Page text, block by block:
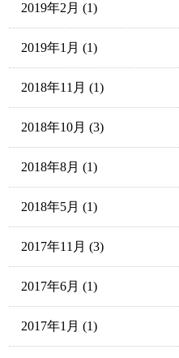
2019年2月 (1)
2019年1月 (1)
2018年11月 (1)
2018年10月 (3)
2018年8月 (1)
2018年5月 (1)
2017年11月 (3)
2017年6月 (1)
2017年1月 (1)